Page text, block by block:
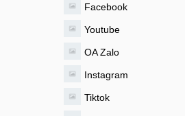
Facebook
Youtube
OA Zalo
Instagram
Tiktok